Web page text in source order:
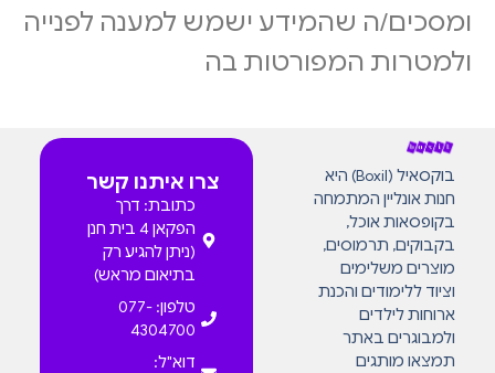
ומסכים/ה שהמידע ישמש למענה לפנייה
ולמטרות המפורטות בה
בוקסאיל (Boxil) היא
חנות אונליין המתמחה
בקופסאות אוכל,
בקבוקים, תרמוסים,
מוצרים משלימים
וציוד ללימודים והכנת
ארוחות לילדים
ולמבוגרים באתר
תמצאו מותגים
צרו איתנו קשר
כתובת: דרך
הפקאן 4 בית חנן
(ניתן להגיע רק
בתיאום מראש)
טלפון: 077-
4304700
דוא"ל: